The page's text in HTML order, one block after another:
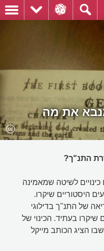
את מה
התנ"ך?
לשיטה שמאמינה
היסטוריים שיקרו.
של התנ"ך בדילוגי
שיקרו בעתיד. הכינוי של
הציג הכותב מייקל